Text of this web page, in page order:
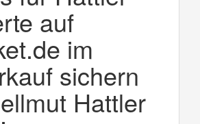
auf
im
sichern
Hattler